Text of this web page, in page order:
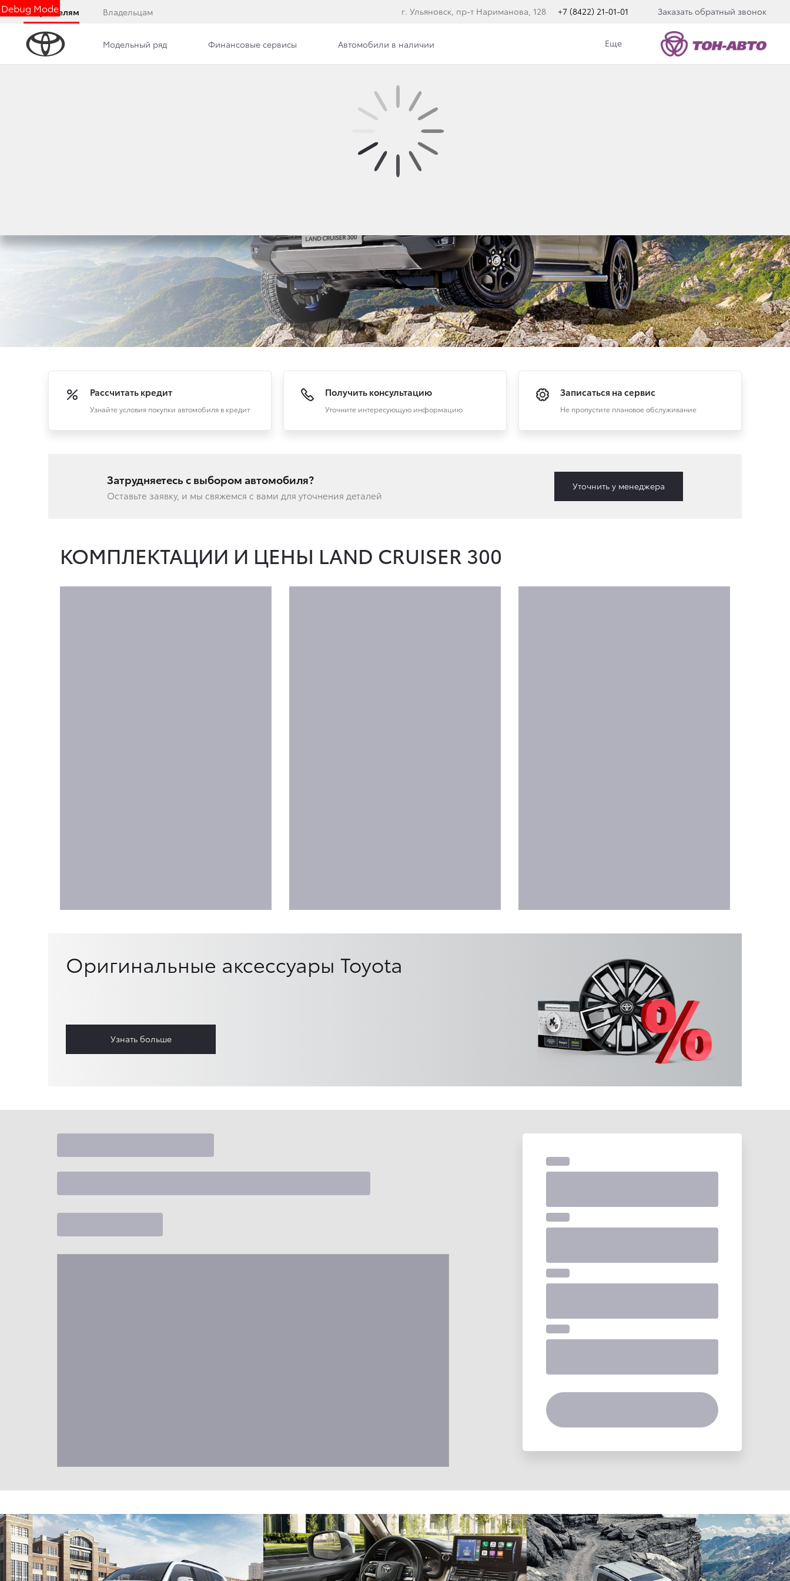
Debug Mode
Покупателям Владельцам г. Ульяновск, пр-т Нариманова, 128 +7 (8422) 21-01-01 Заказать обратный звонок
Модельный ряд Финансовые сервисы Автомобили в наличии Еще
Рассчитать кредит
Узнайте условия покупки автомобиля в кредит
Получить консультацию
Уточните интересующую информацию
Записаться на сервис
Не пропустите плановое обслуживание
Затрудняетесь с выбором автомобиля?
Оставьте заявку, и мы свяжемся с вами для уточнения деталей
Уточнить у менеджера
КОМПЛЕКТАЦИИ И ЦЕНЫ LAND CRUISER 300
Оригинальные аксессуары Toyota
Узнать больше